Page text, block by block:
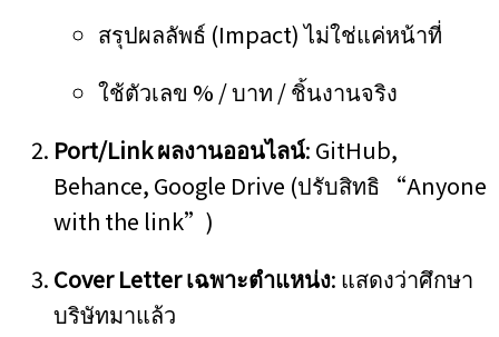
สรุปผลลัพธ์ (Impact) ไม่ใช่แค่หน้าที่
ใช้ตัวเลข % / บาท / ชิ้นงานจริง
Port/Link ผลงานออนไลน์: GitHub,
Behance, Google Drive (ปรับสิทธิ “Anyone
with the link”)
Cover Letter เฉพาะตำแหน่ง: แสดงว่าศึกษา
บริษัทมาแล้ว